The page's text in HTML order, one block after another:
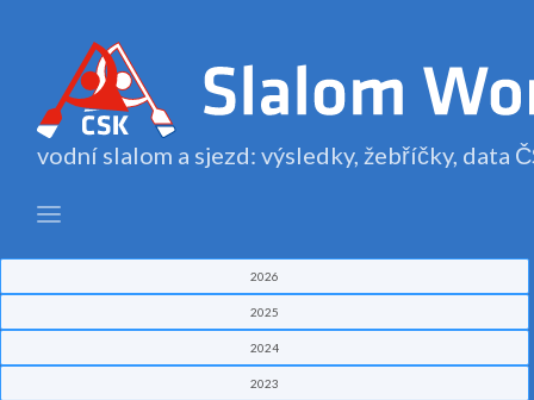
vodní slalom a sjezd: výsledky, žebříčky, data
2026
2025
2024
2023